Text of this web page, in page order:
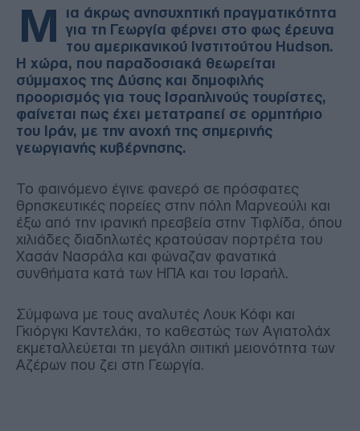
Μ
ια άκρως ανησυχητική πραγματικότητα
για τη Γεωργία φέρνει στο φως έρευνα
του αμερικανικού Ινστιτούτου Hudson.
Η χώρα, που παραδοσιακά θεωρείται
σύμμαχος της Δύσης και δημοφιλής
προορισμός για τους Ισραηλινούς τουρίστες,
φαίνεται πως έχει μετατραπεί σε ορμητήριο
του Ιράν, με την ανοχή της σημερινής
γεωργιανής κυβέρνησης.
Το φαινόμενο έγινε φανερό σε πρόσφατες
θρησκευτικές πορείες στην πόλη Μαρνεούλι και
έξω από την ιρανική πρεσβεία στην Τιφλίδα, όπου
χιλιάδες διαδηλωτές κρατούσαν πορτρέτα του
Χασάν Νασράλα και φώναζαν φανατικά
συνθήματα κατά των ΗΠΑ και του Ισραήλ.
Σύμφωνα με τους αναλυτές Λουκ Κόφι και
Γκιόργκι Καντελάκι, το καθεστώς των Αγιατολάχ
εκμεταλλεύεται τη μεγάλη σιιτική μειονότητα των
Αζέρων που ζει στη Γεωργία.